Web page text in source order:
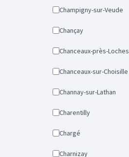
Champigny-sur-Veude
Chançay
Chanceaux-près-Loches
Chanceaux-sur-Choisille
Channay-sur-Lathan
Charentilly
Chargé
Charnizay